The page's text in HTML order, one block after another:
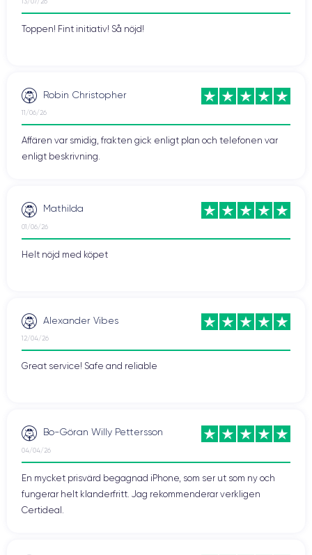
Toppen! Fint initiativ! Så nöjd!
Robin Christopher
11/06/26
Affären var smidig, frakten gick enligt plan och telefonen var
enligt beskrivning.
Mathilda
01/06/26
Helt nöjd med köpet
Alexander Vibes
12/04/26
Great service! Safe and reliable
Bo-Göran Willy Pettersson
04/04/26
En mycket prisvärd begagnad iPhone, som ser ut som ny och
fungerar helt klanderfritt. Jag rekommenderar verkligen
Certideal.